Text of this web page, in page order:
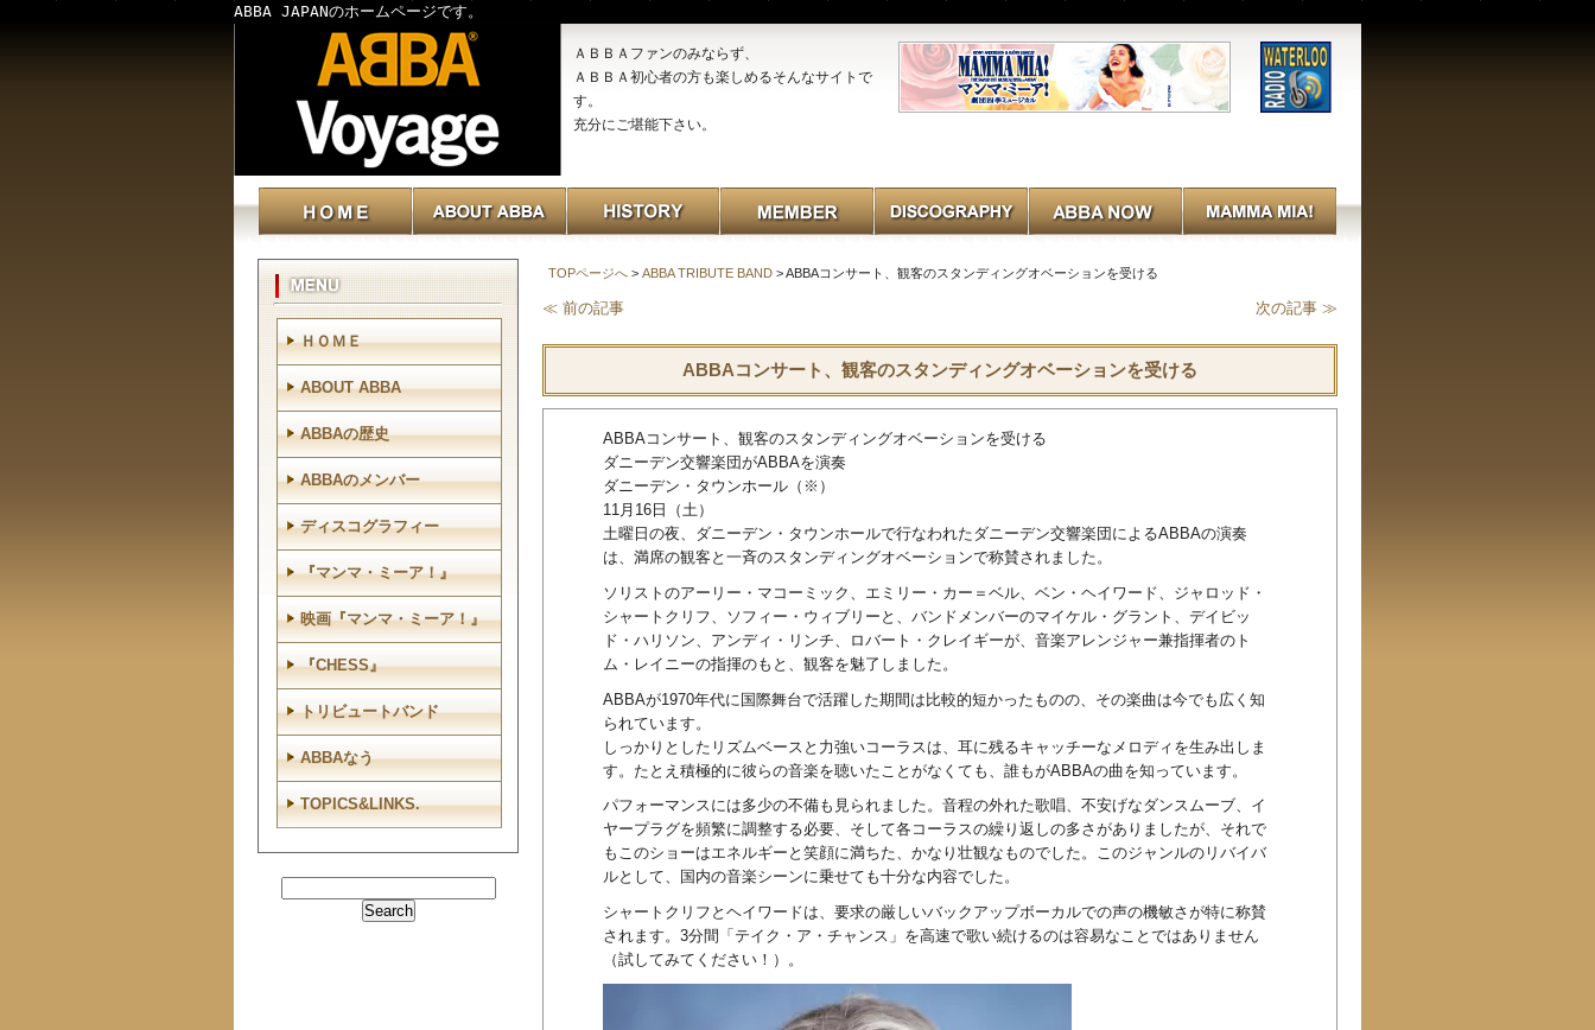
ABBA JAPANのホームページです。
ＡＢＢＡファンのみならず、
ＡＢＢＡ初心者の方も楽しめるそんなサイトで
す。
充分にご堪能下さい。
TOPページへ > ABBA TRIBUTE BAND > ABBAコンサート、観客のスタンディングオベーションを受ける
≪ 前の記事 次の記事 ≫
ABBAコンサート、観客のスタンディングオベーションを受ける
ABBAコンサート、観客のスタンディングオベーションを受ける
ダニーデン交響楽団がABBAを演奏
ダニーデン・タウンホール（※）
11月16日（土）
土曜日の夜、ダニーデン・タウンホールで行なわれたダニーデン交響楽団によるABBAの演奏
は、満席の観客と一斉のスタンディングオベーションで称賛されました。
ソリストのアーリー・マコーミック、エミリー・カー＝ベル、ベン・ヘイワード、ジャロッド・
シャートクリフ、ソフィー・ウィブリーと、バンドメンバーのマイケル・グラント、デイビッ
ド・ハリソン、アンディ・リンチ、ロバート・クレイギーが、音楽アレンジャー兼指揮者のト
ム・レイニーの指揮のもと、観客を魅了しました。
ABBAが1970年代に国際舞台で活躍した期間は比較的短かったものの、その楽曲は今でも広く知
られています。
しっかりとしたリズムベースと力強いコーラスは、耳に残るキャッチーなメロディを生み出しま
す。たとえ積極的に彼らの音楽を聴いたことがなくても、誰もがABBAの曲を知っています。
パフォーマンスには多少の不備も見られました。音程の外れた歌唱、不安げなダンスムーブ、イ
ヤープラグを頻繁に調整する必要、そして各コーラスの繰り返しの多さがありましたが、それで
もこのショーはエネルギーと笑顔に満ちた、かなり壮観なものでした。このジャンルのリバイバ
ルとして、国内の音楽シーンに乗せても十分な内容でした。
シャートクリフとヘイワードは、要求の厳しいバックアップボーカルでの声の機敏さが特に称賛
されます。3分間「テイク・ア・チャンス」を高速で歌い続けるのは容易なことではありません
（試してみてください！）。
ＨＯＭＥ
ABOUT ABBA
ABBAの歴史
ABBAのメンバー
ディスコグラフィー
『マンマ・ミーア！』
映画『マンマ・ミーア！』
『CHESS』
トリビュートバンド
ABBAなう
TOPICS&LINKS.